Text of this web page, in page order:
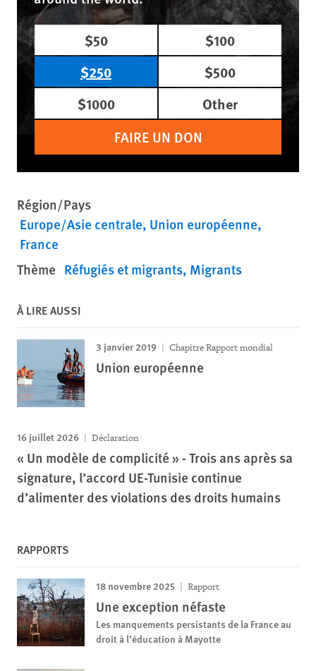
$50
$100
$250
$500
$1000
Other
FAIRE UN DON
Région/Pays
Europe/Asie centrale Union européenne
France
Thème Réfugiés et migrants Migrants
À LIRE AUSSI
3 janvier 2019 Chapitre Rapport mondial
Union européenne
16 juillet 2026 Déclaration
« Un modèle de complicité » - Trois ans après sa
signature, l’accord UE-Tunisie continue
d’alimenter des violations des droits humains
RAPPORTS
18 novembre 2025 Rapport
Une exception néfaste
Les manquements persistants de la France au
droit à l’éducation à Mayotte